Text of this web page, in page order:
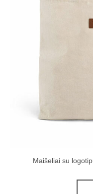
Maišeliai su